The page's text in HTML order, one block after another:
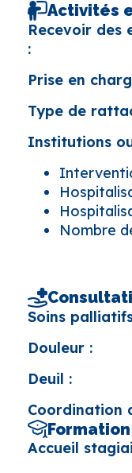
Activités
Recevoir des
:
Prise en
Type de
Institutions
Nombre
Soins
Douleur :
Deuil :
Coordination
Accueil